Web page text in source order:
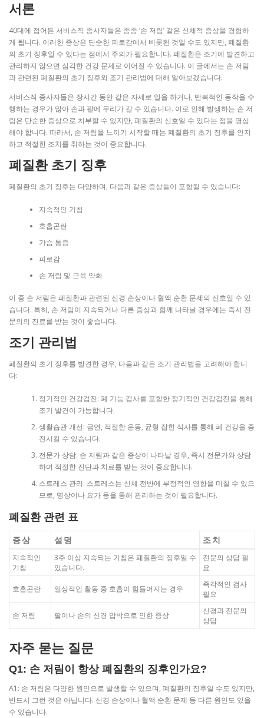
서론
40대에 접어든 서비스직 종사자들은 종종 ‘손 저림’ 같은 신체적 증상을 경험하
게 됩니다. 이러한 증상은 단순한 피로감에서 비롯된 것일 수도 있지만, 폐질환
의 초기 징후일 수 있다는 점에서 주의가 필요합니다. 폐질환은 조기에 발견하고
관리하지 않으면 심각한 건강 문제로 이어질 수 있습니다. 이 글에서는 손 저림
과 관련된 폐질환의 초기 징후와 조기 관리법에 대해 알아보겠습니다.
서비스직 종사자들은 장시간 동안 같은 자세로 일을 하거나, 반복적인 동작을 수
행하는 경우가 많아 손과 팔에 무리가 갈 수 있습니다. 이로 인해 발생하는 손 저
림은 단순한 증상으로 치부할 수 있지만, 폐질환의 신호일 수 있다는 점을 명심
해야 합니다. 따라서, 손 저림을 느끼기 시작할 때는 폐질환의 초기 징후를 인지
하고 적절한 조치를 취하는 것이 중요합니다.
폐질환 초기 징후
폐질환의 초기 징후는 다양하며, 다음과 같은 증상들이 포함될 수 있습니다:
지속적인 기침
호흡곤란
가슴 통증
피로감
손 저림 및 근육 약화
이 중 손 저림은 폐질환과 관련된 신경 손상이나 혈액 순환 문제의 신호일 수 있
습니다. 특히, 손 저림이 지속되거나 다른 증상과 함께 나타날 경우에는 즉시 전
문의의 진료를 받는 것이 좋습니다.
조기 관리법
폐질환의 초기 징후를 발견한 경우, 다음과 같은 조기 관리법을 고려해야 합니
다:
정기적인 건강검진: 폐 기능 검사를 포함한 정기적인 건강검진을 통해
조기 발견이 가능합니다.
생활습관 개선: 금연, 적절한 운동, 균형 잡힌 식사를 통해 폐 건강을 증
진시킬 수 있습니다.
전문가 상담: 손 저림과 같은 증상이 나타날 경우, 즉시 전문가와 상담
하여 적절한 진단과 치료를 받는 것이 중요합니다.
스트레스 관리: 스트레스는 신체 전반에 부정적인 영향을 미칠 수 있으
므로, 명상이나 요가 등을 통해 관리하는 것이 필요합니다.
폐질환 관련 표
증상 설명 조치
지속적인
기침
3주 이상 지속되는 기침은 폐질환의 징후일 수
있습니다.
전문의 상담 필
요
호흡곤란 일상적인 활동 중 호흡이 힘들어지는 경우
즉각적인 검사
필요
손 저림 팔이나 손의 신경 압박으로 인한 증상
신경과 전문의
상담
자주 묻는 질문
Q1: 손 저림이 항상 폐질환의 징후인가요?
A1: 손 저림은 다양한 원인으로 발생할 수 있으며, 폐질환의 징후일 수도 있지만,
반드시 그런 것은 아닙니다. 신경 손상이나 혈액 순환 문제 등 다른 원인도 있을
수 있습니다.